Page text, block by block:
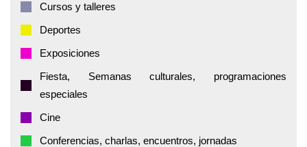
Cursos y talleres
Deportes
Exposiciones
Fiesta, Semanas culturales, programaciones
especiales
Cine
Conferencias, charlas, encuentros, jornadas